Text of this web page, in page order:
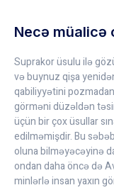
Necə müalicə
Suprakor üsulu ilə
və buynuz qişa
qabiliyyətini
görməni düzəldən
üçün bir çox üsullar
edilməmişdir. Bu
oluna bilməyəcəyinə
ondan daha öncə də
minlərlə insan yaxın